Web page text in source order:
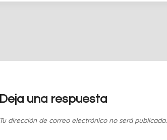
Deja una respuesta
Tu dirección de correo electrónico no será publicada.